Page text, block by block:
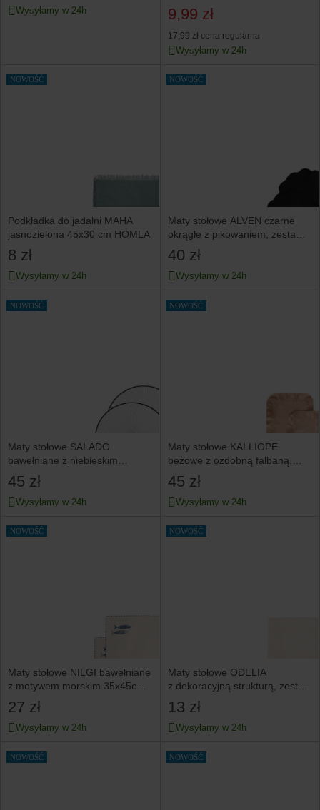
Wysyłamy w 24h 9,99 zł
17,99 zł cena regularna
Wysyłamy w 24h
NOWOŚĆ
Podkładka do jadalni MAHA
jasnozielona 45x30 cm HOMLA
8 zł
Wysyłamy w 24h
NOWOŚĆ
Maty stołowe ALVEN czarne
okrągłe z pikowaniem, zestaw
2 szt. 38cm HOMLA
40 zł
Wysyłamy w 24h
NOWOŚĆ
Maty stołowe SALADO
bawełniane z niebieskim
wzorem 38cm HOMLA
45 zł
Wysyłamy w 24h
NOWOŚĆ
Maty stołowe KALLIOPE
beżowe z ozdobną falbaną,
zestaw 2 szt. 35x48cm HOMLA
45 zł
Wysyłamy w 24h
NOWOŚĆ
Maty stołowe NILGI bawełniane
z motywem morskim 35x45cm
HOMLA
27 zł
Wysyłamy w 24h
NOWOŚĆ
Maty stołowe ODELIA
z dekoracyjną strukturą, zestaw
2 szt. 33x48cm HOMLA
13 zł
Wysyłamy w 24h
NOWOŚĆ NOWOŚĆ